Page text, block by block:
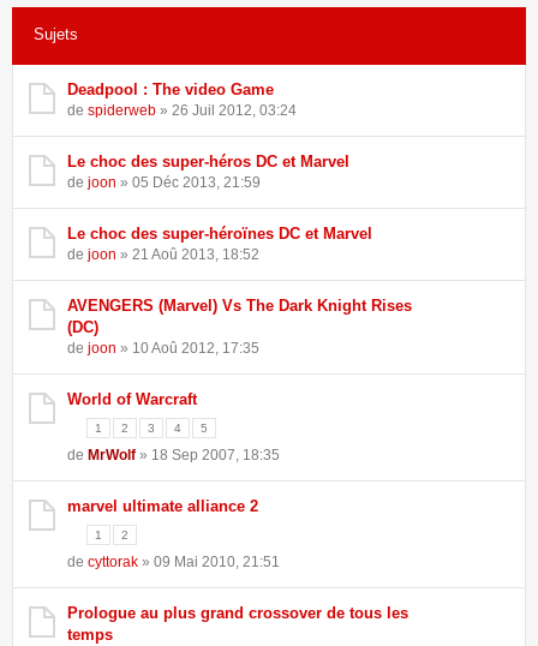
21 sujets • Page1sur1
Sujets
Deadpool : The video Game
de spiderweb » 26 Juil 2012, 03:24
Le choc des super-héros DC et Marvel
de joon » 05 Déc 2013, 21:59
Le choc des super-héroïnes DC et Marvel
de joon » 21 Aoû 2013, 18:52
AVENGERS (Marvel) Vs The Dark Knight Rises
(DC)
de joon » 10 Aoû 2012, 17:35
World of Warcraft
1 2 3 4 5
de MrWolf » 18 Sep 2007, 18:35
marvel ultimate alliance 2
1 2
de cyttorak » 09 Mai 2010, 21:51
Prologue au plus grand crossover de tous les
temps